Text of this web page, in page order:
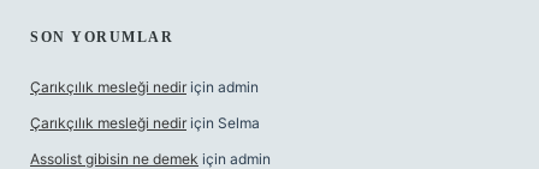
SON YORUMLAR
Çarıkçılık mesleği nedir için admin
Çarıkçılık mesleği nedir için Selma
Assolist gibisin ne demek için admin